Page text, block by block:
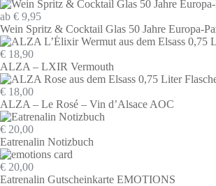
ab € 9,95
Wein Spritz & Cocktail Glas 50 Jahre Europa-
€ 18,90
ALZA – LXIR Vermouth
€ 18,00
ALZA – Le Rosé – Vin d’Alsace AOC
€ 20,00
Eatrenalin Notizbuch
€ 20,00
Eatrenalin Gutscheinkarte EMOTIONS